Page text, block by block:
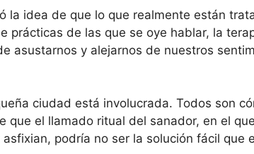
la idea de que lo que realmente están
prácticas de las que se oye hablar, la
asustarnos y alejarnos de nuestros
ciudad está involucrada. Todos son
que el llamado ritual del sanador, en el
podría no ser la solución fácil que